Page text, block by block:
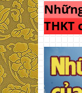
THKT